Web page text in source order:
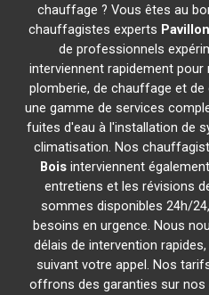
chauffage ? Vous êtes au
chauffagistes experts
de professionnels
interviennent rapidement
plomberie, de chauffage et
une gamme de services
fuites d'eau à l'installation de
climatisation. Nos
Boisinterviennent
entretiens et les révisions
sommes disponibles 24h/
besoins en urgence. Nous
délais de intervention
suivant votre appel. Nos
offrons des garanties sur